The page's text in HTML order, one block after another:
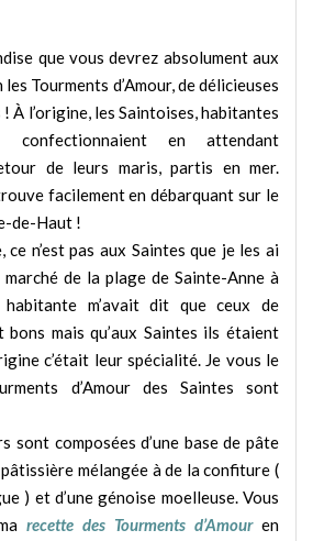
que vous devrez absolument aux
Tourments d’Amour, de délicieuses
À l’origine, les Saintoises, habitantes
confectionnaient en attendant
de leurs maris, partis en mer.
facilement en débarquant sur le
de-Haut !
n’est pas aux Saintes que je les ai
de la plage de Sainte-Anne à
habitante m’avait dit que ceux de
bons mais qu’aux Saintes ils étaient
c’était leur spécialité. Je vous le
d’Amour des Saintes sont
sont composées d’une base de pâte
pâtissière mélangée à de la confiture (
) et d’une génoise moelleuse. Vous
recette des Tourments d’Amour en